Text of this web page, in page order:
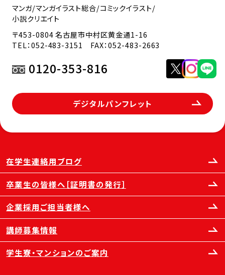
マンガ/マンガイラスト総合/コミックイラスト/
小説クリエイト
〒453-0804 名古屋市中村区黄金通1-16
TEL：052-483-3151 FAX：052-483-2663
0120-353-816
デジタルパンフレット
在学生連絡用ブログ
卒業生の皆様へ［証明書の発行］
企業採用ご担当者様へ
講師募集情報
学生寮・マンションのご案内